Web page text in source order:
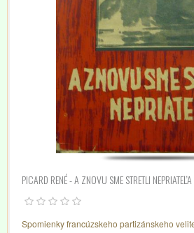
PICARD RENÉ - A ZNOVU SME STRETLI
Spomienky francúzskeho partizánskeho